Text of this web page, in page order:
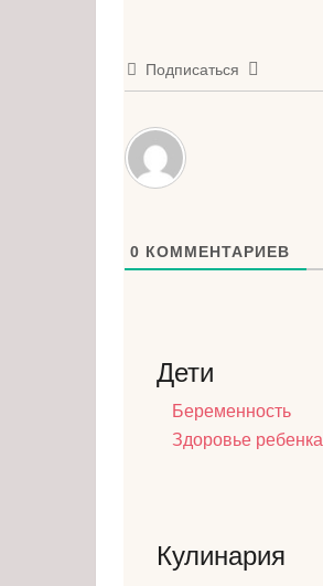
Подписаться
0 КОММЕНТАРИЕВ
Дети
Беременность
Здоровье ребенка
Кулинария